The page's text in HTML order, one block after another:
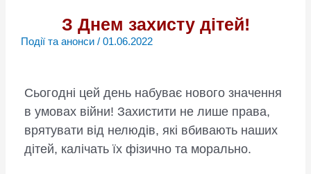
З Днем захисту дітей!
Події та анонси/ 01.06.2022
Сьогодні цей день набуває нового значення
в умовах війни! Захистити не лише права,
врятувати від нелюдів, які вбивають наших
дітей, калічать їх фізично та морально.